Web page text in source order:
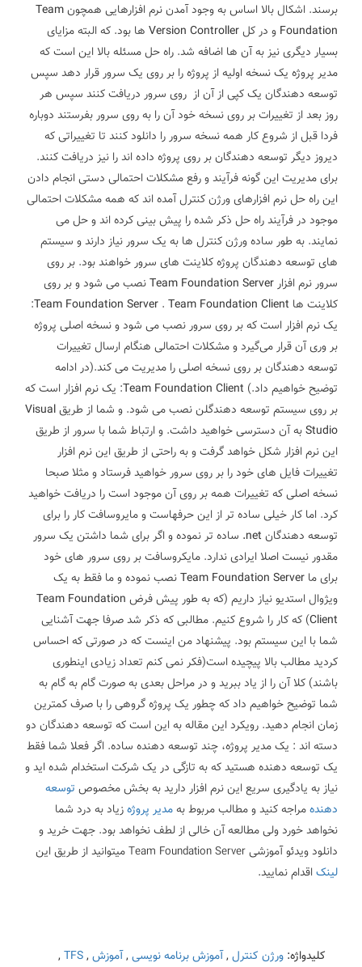
برسند. اشکال بالا اساس به وجود آمدن نرم افزارهایی همچونTeam
Foundation و در کلVersion Controller ها بود. که البته مزایای
بسیار دیگری نیز به آن ها اضافه شد. راه حل مسئله بالا این است که
مدیر پروژه یک نسخه اولیه از پروژه را بر روی یک سرور قرار دهد سپس
توسعه دهندگان یک کپی از آن از روی سرور دریافت کنند سپس هر
روز بعد از تغییرات بر روی نسخه خود آن را به روی سرور بفرستند دوباره
فردا قبل از شروع کار همه نسخه سرور را دانلود کنند تا تغییراتی که
دیروز دیگر توسعه دهندگان بر روی پروژه داده اند را نیز دریافت کنند.
برای مدیریت این گونه فرآیند و رفع مشکلات احتمالی دستی انجام دادن
این راه حل نرم افزارهای ورژن کنترل آمده اند که همه مشکلات احتمالی
موجود در فرآیند راه حل ذکر شده را پیش بینی کرده اند و حل می
نمایند. به طور ساده ورژن کنترل ها به یک سرور نیاز دارند و سیستم
های توسعه دهندگان پروژه کلاینت های سرور خواهند بود. بر روی
سرور نرم افزارTeam Foundation Serverنصب می شود و بر روی
کلاینت ها Team Foundation Client
.
Team Foundation Server
:
یک نرم افزار است که بر روی سرور نصب می شود و نسخه اصلی پروژه
بر وری آن قرار می‌گیرد و مشکلات احتمالی هنگام ارسال تغییرات
توسعه دهندگان بر روی نسخه اصلی را مدیریت می کند.(در ادامه
توضیح خواهیم داد.) Team Foundation Client: یک نرم افزار است که
بر روی سیستم توسعه دهندگلن نصب می شود. و شما از طریقVisual
Studioبه آن دسترسی خواهید داشت. و ارتباط شما با سرور از طریق
این نرم افزار شکل خواهد گرفت و به راحتی از طریق این نرم افزار
تغییرات فایل های خود را بر روی سرور خواهید فرستاد و مثلا صبحا
نسخه اصلی که تغییرات همه بر روی آن موجود است را دریافت خواهید
کرد. اما کار خیلی ساده تر از این حرفهاست و مایروسافت کار را برای
توسعه دهندگان .net ساده تر نموده و اگر برای شما داشتن یک سرور
مقدور نیست اصلا ایرادی ندارد. مایکروسافت بر روی سرور های خود
برای ما Team Foundation Serverنصب نموده و ما فقط به یک
ویژوال استدیو نیاز داریم (که به طور پیش فرض Team Foundation
Client) که کار را شروع کنیم. مطالبی که ذکر شد صرفا جهت آشنایی
شما با این سیستم بود. پیشنهاد من اینست که در صورتی که احساس
کردید مطالب بالا پیچیده است(فکر نمی کنم تعداد زیادی اینطوری
باشند) کلا آن را از یاد ببرید و در مراحل بعدی به صورت گام به گام به
شما توضیح خواهیم داد که چطور یک پروژه گروهی را با صرف کمترین
زمان انجام دهید. رویکرد این مقاله به این است که توسعه دهندگان دو
دسته اند : یک مدیر پروژه، چند توسعه دهنده ساده. اگر فعلا شما فقط
یک توسعه دهنده هستید که به تازگی در یک شرکت استخدام شده اید و
نیاز به یادگیری سریع این نرم افزار دارید به بخش مخصوص توسعه
دهندهمراجه کنید و مطالب مربوط بهمدیر پروژهزیاد به درد شما
نخواهد خورد ولی مطالعه آن خالی از لطف نخواهد بود. جهت خرید و
دانلود ویدئو آموزشی Team Foundation Server میتوانید از طریق این
لینک اقدام نمایید.
کلیدواژه: ورژن کنترل ,آموزش برنامه نویسی ,آموزش ,
TFS
,